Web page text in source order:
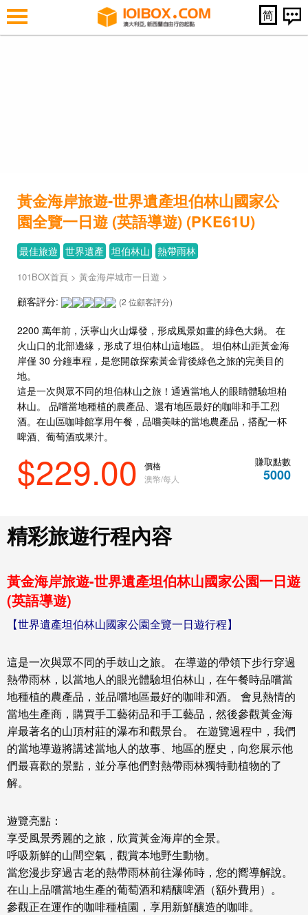
简
黃金海岸旅遊-世界遺產坦伯林山國家公
園全覽一日遊 (英語導遊) (PKE61U)
最佳旅遊 世界遺產 坦伯林山 熱帶雨林
101BOX首頁 > 黃金海岸城市一日遊 >
顧客評分: (2 位顧客評分)
2200 萬年前，沃寧山火山爆發，形成風景如畫的綠色大鍋。 在
火山口的北部邊緣，形成了坦伯林山這地區。 坦伯林山距黃金海
岸僅 30 分鐘車程，是您開啟探索黃金背後綠色之旅的完美目的
地。
這是一次與眾不同的坦伯林山之旅！通過當地人的眼睛體驗坦柏
林山。 品嚐當地種植的農產品、還有地區最好的咖啡和手工烈
酒。在山區咖啡館享用午餐，品嚐美味的當地農產品，搭配一杯
啤酒、葡萄酒或果汁。
$229.00
價格
澳幣/每人
賺取點數
5000
精彩旅遊行程內容
黃金海岸旅遊-世界遺產坦伯林山國家公園一日遊
(英語導遊)
【世界遺產坦伯林山國家公園全覽一日遊行程】
這是一次與眾不同的手鼓山之旅。 在導遊的帶領下步行穿過
熱帶雨林，以當地人的眼光體驗坦伯林山 ，在午餐時品嚐當
地種植的農產品，並品嚐地區最好的咖啡和酒。 會見熱情的
當地生產商，購買手工藝術品和手工藝品，然後參觀黃金海
岸最著名的山頂村莊的瀑布和觀景台。 在遊覽過程中，我們
的當地導遊將講述當地人的故事、地區的歷史，向您展示他
們最喜歡的景點，並分享他們對熱帶雨林獨特動植物的了
解。
遊覽亮點：
享受風景秀麗的之旅，欣賞黃金海岸的全景。
呼吸新鮮的山間空氣，觀賞本地野生動物。
當您漫步穿過古老的熱帶雨林前往瀑佈時，您的嚮導解說。
在山上品嚐當地生產的葡萄酒和精釀啤酒（額外費用）。
參觀正在運作的咖啡種植園，享用新鮮釀造的咖啡。